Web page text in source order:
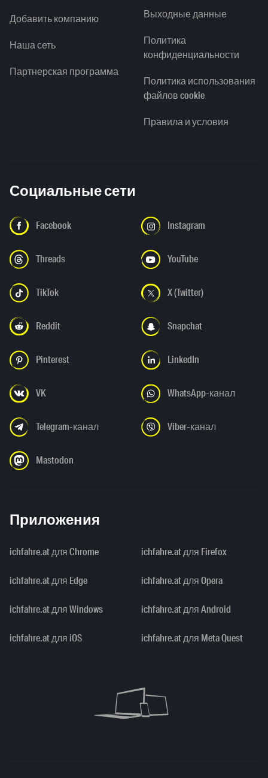
Добавить компанию
Наша сеть
Партнерская программа
Выходные данные
Политика
конфиденциальности
Политика использования
файлов cookie
Правила и условия
Социальные сети
Facebook Instagram
Threads YouTube
TikTok X (Twitter)
Reddit Snapchat
Pinterest LinkedIn
VK WhatsApp-канал
Telegram-канал Viber-канал
Mastodon
Приложения
ichfahre.at для Chrome ichfahre.at для Firefox
ichfahre.at для Edge ichfahre.at для Opera
ichfahre.at для Windows ichfahre.at для Android
ichfahre.at для iOS ichfahre.at для Meta Quest